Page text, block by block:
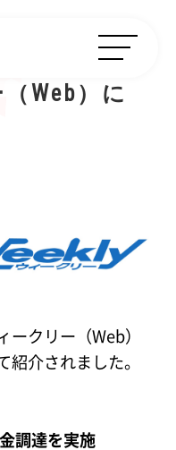
Web）に
ークリー（Web）
紹介されました。
調達を実施